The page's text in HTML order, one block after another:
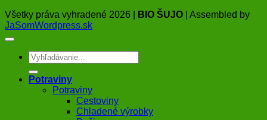
Všetky práva vyhradené 2026 |
BIO ŠUJO | Assembled by
JaSomWordpress.sk
Hľadať:
Potraviny
Potraviny
Cestoviny
Chladené výrobky